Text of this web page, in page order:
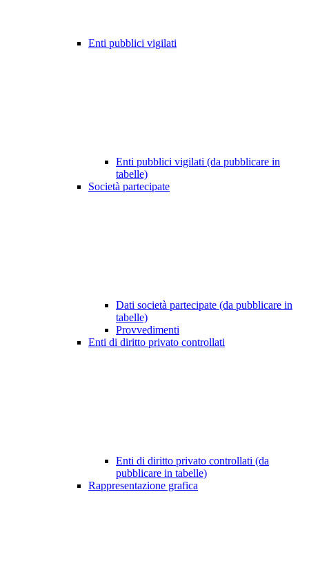
Enti pubblici vigilati
Enti pubblici vigilati (da pubblicare in
tabelle)
Società partecipate
Dati società partecipate (da pubblicare in
tabelle)
Provvedimenti
Enti di diritto privato controllati
Enti di diritto privato controllati (da
pubblicare in tabelle)
Rappresentazione grafica